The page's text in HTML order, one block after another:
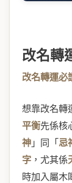
改名轉
改名轉運必
想靠改名轉
平衡先係核
神 」同「忌
字 ，尤其係
時加入屬木